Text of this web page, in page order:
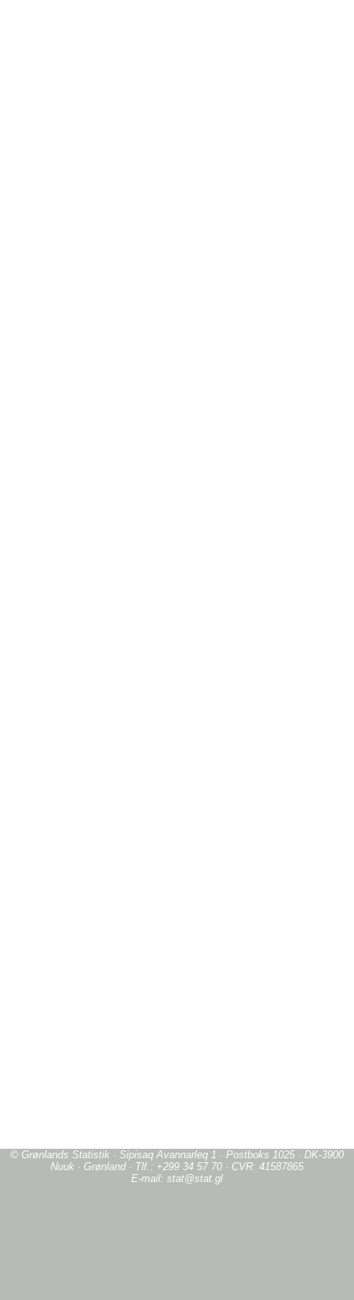
© Grønlands Statistik · Sipisaq Avannarleq 1 · Postboks 1025 · DK-3900
Nuuk · Grønland · Tlf.: +299 34 57 70 · CVR: 41587865
E-mail: stat@stat.gl